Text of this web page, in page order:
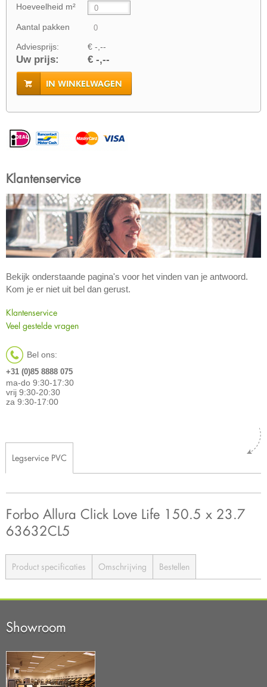
Hoeveelheid m²
Aantal pakken
Adviesprijs: € -,--
Uw prijs: € -,--
IN WINKELWAGEN
Klantenservice
Bekijk onderstaande pagina's voor het vinden van je antwoord.
Kom je er niet uit bel dan gerust.
Klantenservice
Veel gestelde vragen
Bel ons:
+31 (0)85 8888 075
ma-do 9:30-17:30
vrij 9:30-20:30
za 9:30-17:00
Legservice PVC
Forbo Allura Click Love Life 150.5 x 23.7
63632CL5
Product specificaties Omschrijving Bestellen
Showroom